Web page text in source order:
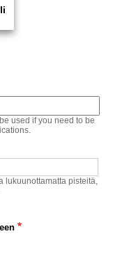
JA
used if you need to be
pisteitä,